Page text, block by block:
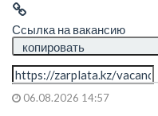
Ссылка на вакансию
копировать
06.08.2026 14:57